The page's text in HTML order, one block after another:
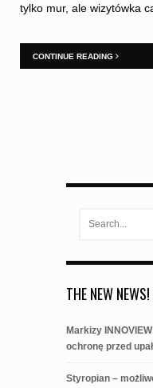
tylko mur, ale wizytówka
CONTINUE READING
THE NEW NEWS!
Markizy
ochronę przed
Styropian –